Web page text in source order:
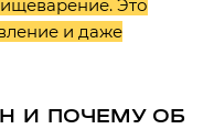
Это
и даже
И ПОЧЕМУ ОБ